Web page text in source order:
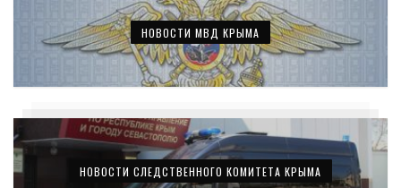
НОВОСТИ МВД КРЫМА
НОВОСТИ СЛЕДСТВЕННОГО КОМИТЕТА КРЫМА